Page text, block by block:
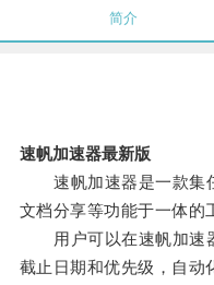
简介
速帆加速器最新版
速帆加速器是一款集任
文档分享等功能于一体的
用户可以在速帆加速
截止日期和优先级，自动